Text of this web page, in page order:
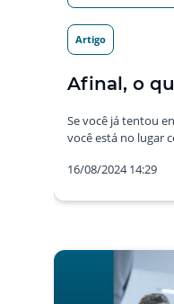
Artigo
Afinal, o
Se você já tentou
você está no lugar
16/08/2024 14:29